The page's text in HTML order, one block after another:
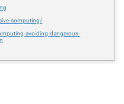
computing/
avoiding-dangerous-